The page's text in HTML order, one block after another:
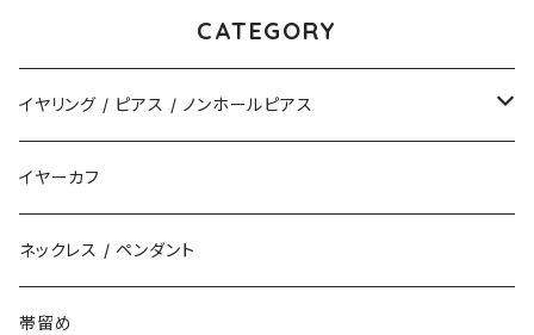
CATEGORY
イヤリング / ピアス / ノンホールピアス
揺れるタイプ
花（直径3cm）
花（直径2.5cm）
揺れないタイプ
花
イヤーカフ
ネックレス / ペンダント
帯留め